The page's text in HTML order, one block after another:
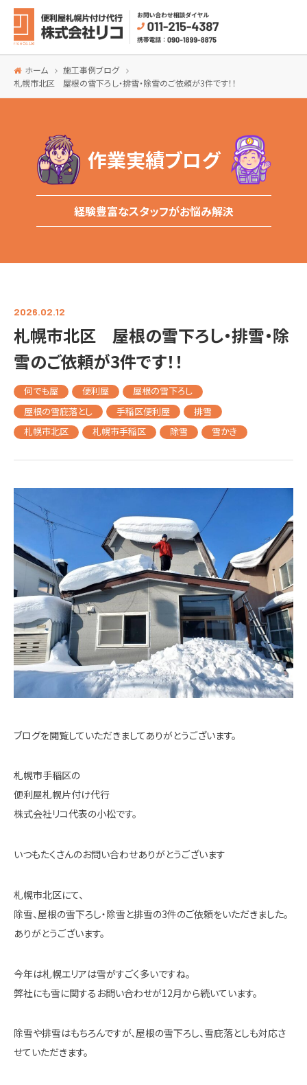
ホーム
施工事例ブログ
札幌市北区 屋根の雪下ろし・排雪・除雪のご依頼が3件です！！
作業実績ブログ
経験豊富なスタッフがお悩み解決
2026.02.12
札幌市北区 屋根の雪下ろし・排雪・除
雪のご依頼が3件です！！
何でも屋 便利屋
屋根の雪下ろし
屋根の雪庇落とし
手稲区便利屋
排雪
札幌市北区
札幌市手稲区 除雪 雪かき
ブログを閲覧していただきましてありがとうございます。
札幌市手稲区の
便利屋札幌片付け代行
株式会社リコ代表の小松です。
いつもたくさんのお問い合わせありがとうございます
札幌市北区にて、
除雪、屋根の雪下ろし・除雪と排雪の3件のご依頼をいただきました。
ありがとうございます。
今年は札幌エリアは雪がすごく多いですね。
弊社にも雪に関するお問い合わせが12月から続いています。
除雪や排雪はもちろんですが、屋根の雪下ろし、雪庇落としも対応さ
せていただきます。